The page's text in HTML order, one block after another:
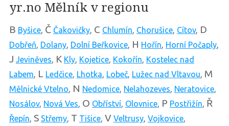
yr.no Mělník v regionu
B Byšice, Č Čakovičky, C Chlumín, Chorušice, Cítov, D
Dobřeň, Dolany, Dolní Beřkovice, H Hořín, Horní Počaply,
J Jeviněves, K Kly, Kojetice, Kokořín, Kostelec nad
Labem, L Ledčice, Lhotka, Lobeč, Lužec nad Vltavou, M
Mělnické Vtelno, N Nedomice, Nelahozeves, Neratovice,
Nosálov, Nová Ves, O Obříství, Olovnice, P Postřižín, Ř
Řepín, S Střemy, T Tišice, V Veltrusy, Vojkovice,